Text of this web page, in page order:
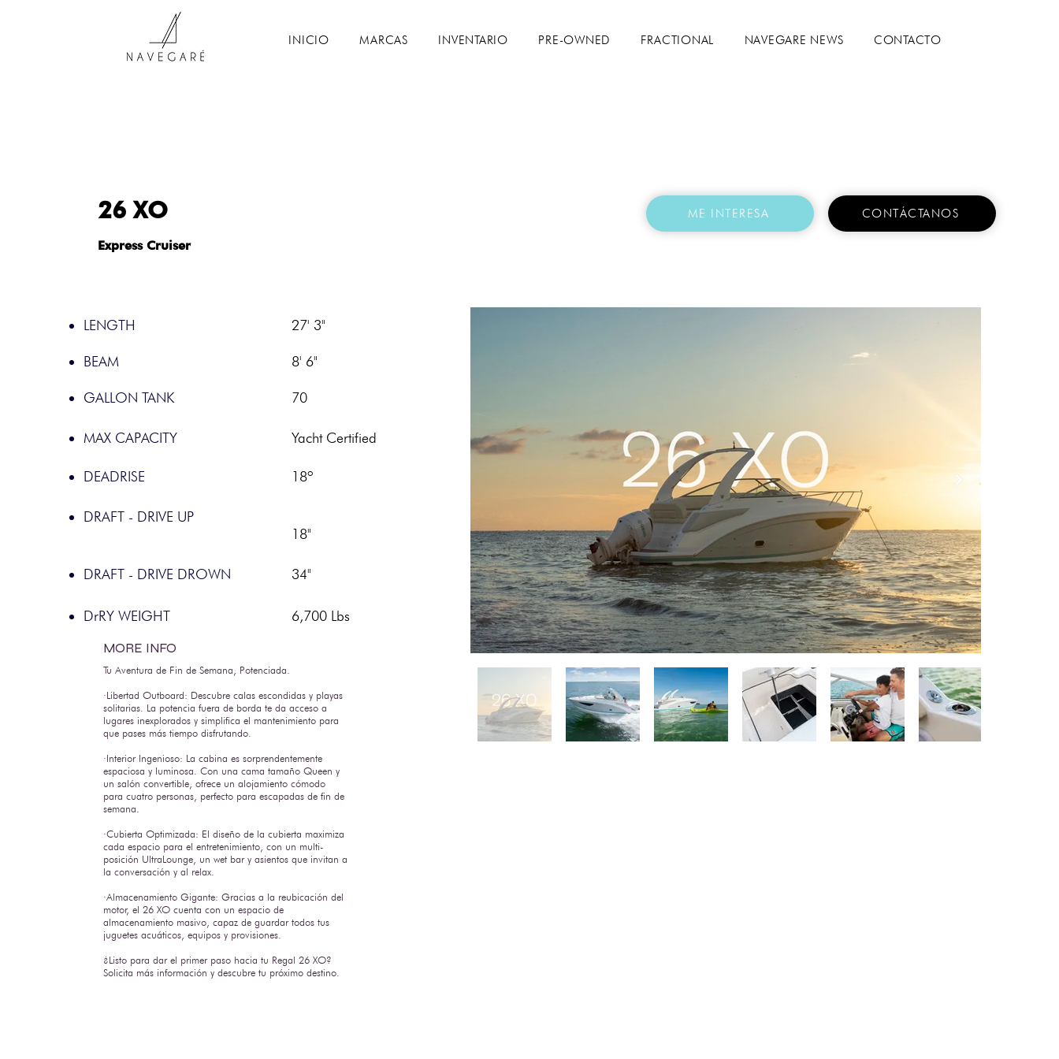
INICIO MARCAS INVENTARIO PRE-OWNED FRACTIONAL NAVEGARE NEWS CONTACTO
26 XO ME INTERESA CONTÁCTANOS
Express Cruiser
LENGTH
BEAM
GALLON TANK
MAX CAPACITY
DEADRISE
DRAFT - DRIVE UP
DRAFT - DRIVE DROWN
DrRY WEIGHT
27' 3"
8' 6"
70
Yacht Certified
18º
18"
34"
6,700 Lbs
MORE INFO
Tu Aventura de Fin de Semana, Potenciada.
·Libertad Outboard: Descubre calas escondidas y playas
solitarias. La potencia fuera de borda te da acceso a
lugares inexplorados y simplifica el mantenimiento para
que pases más tiempo disfrutando.
·Interior Ingenioso: La cabina es sorprendentemente
espaciosa y luminosa. Con una cama tamaño Queen y
un salón convertible, ofrece un alojamiento cómodo
para cuatro personas, perfecto para escapadas de fin de
semana.
·Cubierta Optimizada: El diseño de la cubierta maximiza
cada espacio para el entretenimiento, con un multi-
posición UltraLounge, un wet bar y asientos que invitan a
la conversación y al relax.
·Almacenamiento Gigante: Gracias a la reubicación del
motor, el 26 XO cuenta con un espacio de
almacenamiento masivo, capaz de guardar todos tus
juguetes acuáticos, equipos y provisiones.
¿Listo para dar el primer paso hacia tu Regal 26 XO?
Solicita más información y descubre tu próximo destino.